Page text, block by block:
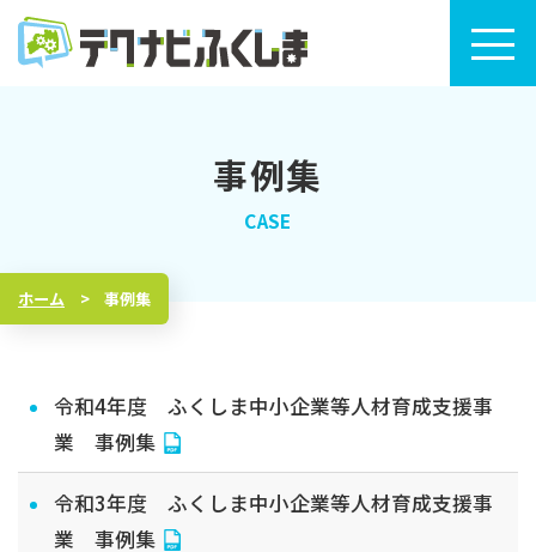
トップページ
セミナー・研修カレンダー
テクナビふくしまについて
事例集
ホーム 事例集
令和4年度 ふくしま中小企業等人材育成支援事
業 事例集
令和3年度 ふくしま中小企業等人材育成支援事
業 事例集